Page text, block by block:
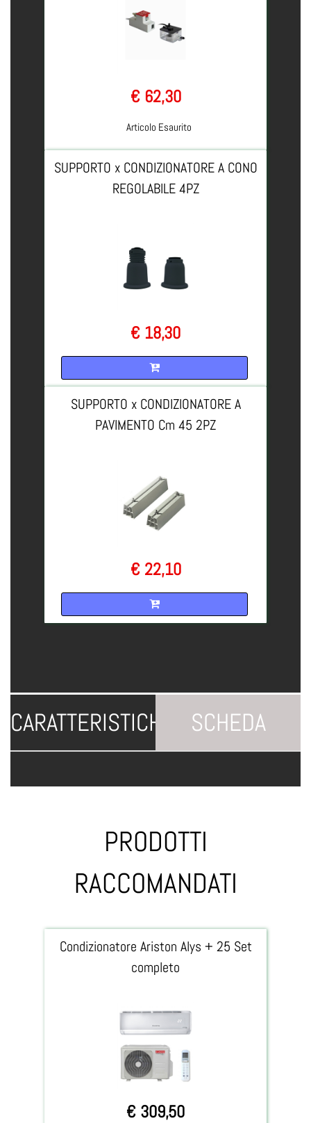
€ 62,30
Articolo Esaurito
SUPPORTO x CONDIZIONATORE A CONO
REGOLABILE 4PZ
€ 18,30
SUPPORTO x CONDIZIONATORE A
PAVIMENTO Cm 45 2PZ
€ 22,10
CARATTERISTICHE
SCHEDA
TECNICA
PRODOTTI
RACCOMANDATI
Condizionatore Ariston Alys + 25 Set
completo
€ 309,50